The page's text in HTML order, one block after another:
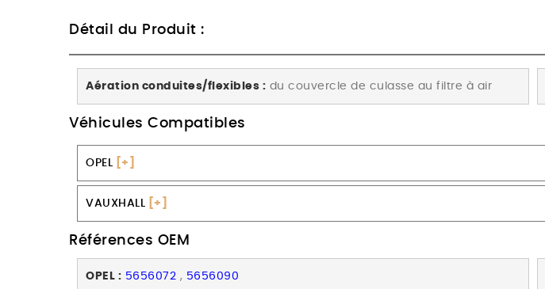
Détail du Produit :
Aération conduites/flexibles : du couvercle de culasse au filtre à air
Véhicules Compatibles
OPEL [+]
VAUXHALL [+]
Références OEM
OPEL : 5656072 , 5656090